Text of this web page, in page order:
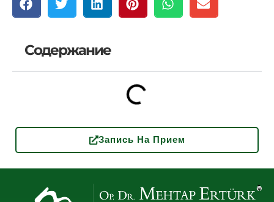
Содержание
Запись На Прием